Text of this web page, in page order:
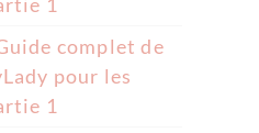
complet de
pour les
1